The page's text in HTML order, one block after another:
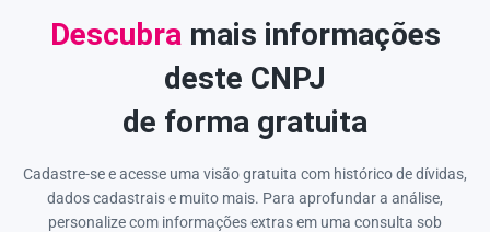
Descubra mais informações
deste CNPJ
de forma gratuita
Cadastre-se e acesse uma visão gratuita com histórico de dívidas,
dados cadastrais e muito mais. Para aprofundar a análise,
personalize com informações extras em uma consulta sob